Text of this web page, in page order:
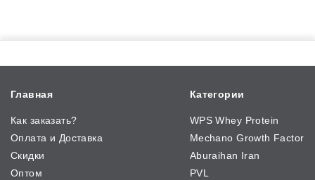
Главная
Как заказать?
Оплата и Доставка
Скидки
Оптом
Категории
WPS Whey Protein
Mechano Growth Factor
Aburaihan Iran
PVL